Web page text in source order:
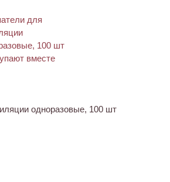
одноразовые, 100 шт